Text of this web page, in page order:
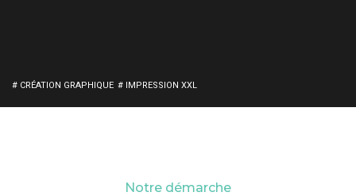
# CRÉATION GRAPHIQUE # IMPRESSION XXL
Notre démarche